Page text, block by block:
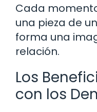
Cada
una pieza de
forma una
relación.
Los
con los